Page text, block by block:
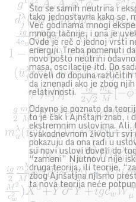
Što se samih neutrina i
tako jednostavna kako se,
Već godinama mnogi
mnogo tačnije, i ona je
Ovde je reč o jednoj vrsti
energiji. Treba pomenuti
novo pošto neutrini
masa, oscilacije itd. Do
doveli do dopuna različitih
da iznenadi ako je zbog
relativnosti.
Odavno je poznato da
to je čak i Ajnštajn znao, i
ekstremnim uslovima.
svakodnevnom životu i
pokazuju da ona radi u
su novi uslovi doveli do
“zameni” Njutnovu nije
druga teorija, ili teorije,
zbog Ajnšatjna njismo
ta nova teorija neće